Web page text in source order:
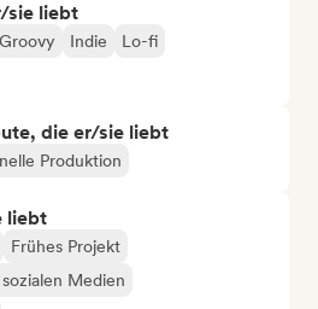
sie liebt
Groovy Indie
Lo-fi
die er/sie liebt
Produktion
liebt
Frühes Projekt
Medien